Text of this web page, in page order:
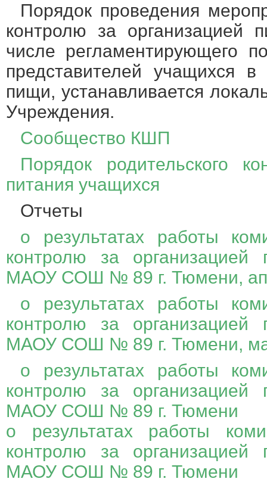
Порядок проведения
контролю за организацией
числе регламентирующего
представителей учащихся
пищи, устанавливается
Учреждения.
Сообщество КШП
Порядок родительского
питания учащихся
Отчеты
о результатах работы
контролю за
МАОУ СОШ № 89 г. Тюмени,
о результатах работы
контролю за
МАОУ СОШ № 89 г. Тюмени,
о результатах работы
контролю за
МАОУ СОШ № 89 г. Тюмени
о результатах работы
контролю за
МАОУ СОШ № 89 г. Тюмени